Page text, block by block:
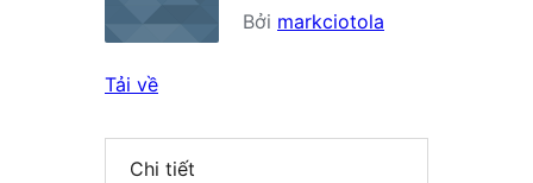
Bởi markciotola
Tải về
Chi tiết